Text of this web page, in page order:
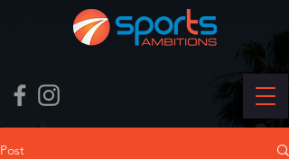
Post